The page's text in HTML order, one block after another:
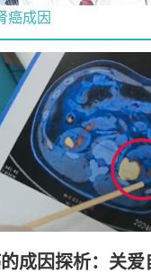
癌成因
成因探析：关